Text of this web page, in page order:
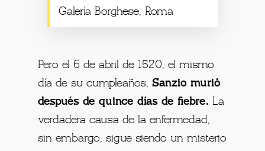
Galería Borghese, Roma
Pero el 6 de abril de 1520, el mismo
día de su cumpleaños,Sanzio murió
después de quince días de fiebre. La
verdadera causa de la enfermedad,
sin embargo, sigue siendo un misterio